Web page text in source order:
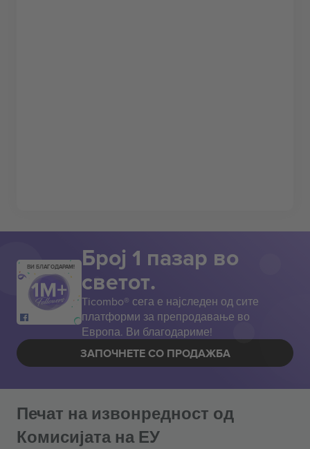
ВИ БЛАГОДАРАМ! Број 1 пазар во
светот.
Ticombo® сега е најследен од сите
платформи за препродавање во
Европа. Ви благодариме!
ЗАПОЧНЕТЕ СО ПРОДАЖБА
Печат на извонредност од
Комисијата на ЕУ